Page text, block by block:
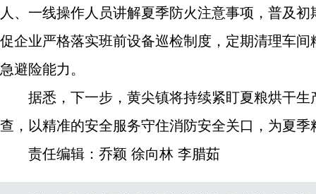
人、一线操作人员讲解夏季防火注意事项，普及
促企业严格落实班前设备巡检制度，定期清理车
急避险能力。
据悉，下一步，黄尖镇将持续紧盯夏粮烘干
查，以精准的安全服务守住消防安全关口，为夏
责任编辑：乔颖 徐向林 李腊茹